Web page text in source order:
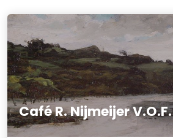
Café R. Nijmeijer V.O.F.